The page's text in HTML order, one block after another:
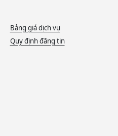
Bảng giá dịch vụ
Quy định đăng tin